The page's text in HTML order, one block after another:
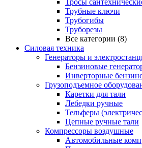
Тросы
Трубные ключи
Трубогибы
Труборезы
Все категории (8)
Силовая техника
Генераторы и
Бензиновые
Инверторные
Грузоподъемное
Каретки для тали
Лебедки ручные
Тельферы
Цепные ручные тали
Компрессоры воздушные
Автомобильные